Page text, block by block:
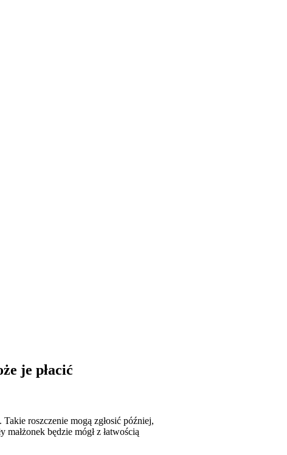
je płacić
roszczenie mogą zgłosić później,
będzie mógł z łatwością